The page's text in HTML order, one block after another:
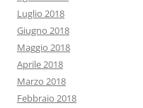
Luglio 2018
Giugno 2018
Maggio 2018
Aprile 2018
Marzo 2018
Febbraio 2018